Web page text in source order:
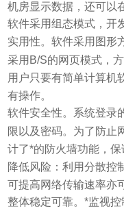
机房显示数据，还可以
软件采用组态模式，开
实用性。软件采用图形
采用B/S的网页模式，
用户只要有简单计算机
有操作。
软件安全性。系统登录
限以及密码。为了防止
计了*的防火墙功能，保
降低风险：利用分散控
可提高网络传输速率亦
整体稳定可靠。*监视